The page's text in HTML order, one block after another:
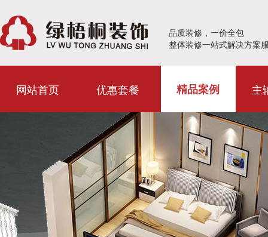
品质装修，一价全包
整体装修一站式解决方案
网站首页 优惠套餐 精品案例 主